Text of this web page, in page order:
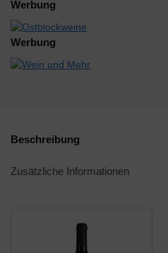
Werbung
Werbung
Beschreibung
Zusätzliche Informationen